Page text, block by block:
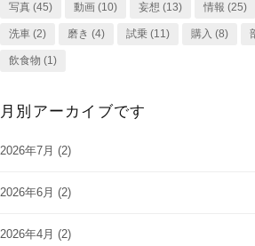
写真 (45) 動画 (10) 妄想 (13) 情報 (25)
洗車 (2) 磨き (4) 試乗 (11) 購入 (8)
飲食物 (1)
月別アーカイブです
2026年7月 (2)
2026年6月 (2)
2026年4月 (2)